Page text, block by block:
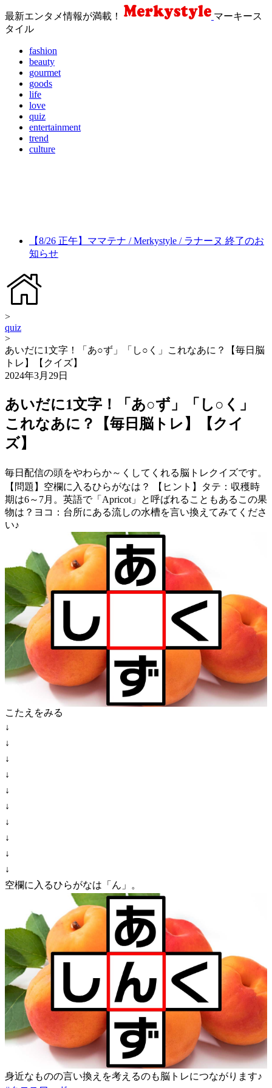
最新エンタメ情報が満載！
マーキース
タイル
fashion
beauty
gourmet
goods
life
love
quiz
entertainment
trend
culture
【8/26 正午】ママテナ / Merkystyle / ラナーヌ 終了のお
知らせ
>
quiz
>
あいだに1文字！「あ○ず」「し○く」これなあに？【毎日脳
トレ】【クイズ】
2024年3月29日
あいだに1文字！「あ○ず」「し○く」
これなあに？【毎日脳トレ】【クイ
ズ】
毎日配信の頭をやわらか～くしてくれる脳トレクイズです。
【問題】空欄に入るひらがなは？ 【ヒント】タテ：収穫時
期は6～7月。英語で「Apricot」と呼ばれることもあるこの果
物は？ヨコ：台所にある流しの水槽を言い換えてみてくださ
い♪
こたえをみる
↓
↓
↓
↓
↓
↓
↓
↓
↓
↓
空欄に入るひらがなは「ん」。
身近なものの言い換えを考えるのも脳トレにつながります♪